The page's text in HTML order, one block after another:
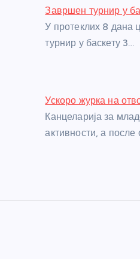
Завршен турнир у
У протеклих 8 дана
турнир у баскету 3…
Ускоро журка на
Канцеларија за
активности, а